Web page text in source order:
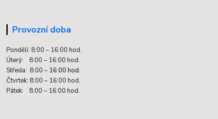
Provozní doba
Pondělí: 8:00 – 16:00 hod.
Úterý: 8:00 – 16:00 hod.
Středa: 8:00 – 16:00 hod.
Čtvrtek: 8:00 – 16:00 hod.
Pátek: 8:00 – 16:00 hod.